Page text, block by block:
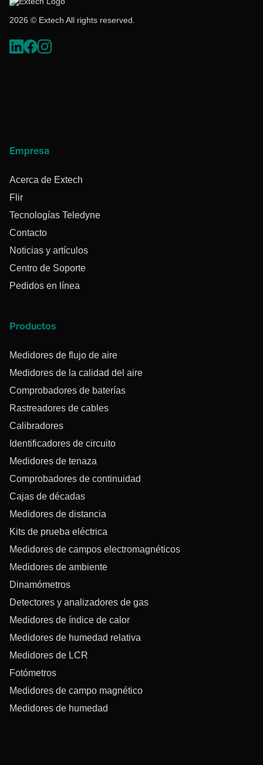
2026 © Extech All rights reserved.
Empresa
Acerca de Extech
Flir
Tecnologías Teledyne
Contacto
Noticias y artículos
Centro de Soporte
Pedidos en línea
Productos
Medidores de flujo de aire
Medidores de la calidad del aire
Comprobadores de baterías
Rastreadores de cables
Calibradores
Identificadores de circuito
Medidores de tenaza
Comprobadores de continuidad
Cajas de décadas
Medidores de distancia
Kits de prueba eléctrica
Medidores de campos electromagnéticos
Medidores de ambiente
Dinamómetros
Detectores y analizadores de gas
Medidores de índice de calor
Medidores de humedad relativa
Medidores de LCR
Fotómetros
Medidores de campo magnético
Medidores de humedad